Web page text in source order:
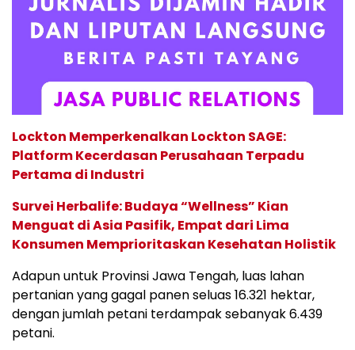
Lockton Memperkenalkan Lockton SAGE:
Platform Kecerdasan Perusahaan Terpadu
Pertama di Industri
Survei Herbalife: Budaya “Wellness” Kian
Menguat di Asia Pasifik, Empat dari Lima
Konsumen Memprioritaskan Kesehatan Holistik
Adapun untuk Provinsi Jawa Tengah, luas lahan
pertanian yang gagal panen seluas 16.321 hektar,
dengan jumlah petani terdampak sebanyak 6.439
petani.